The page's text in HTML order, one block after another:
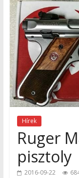
Hírek
Ruger
pisztoly
2016-09-22